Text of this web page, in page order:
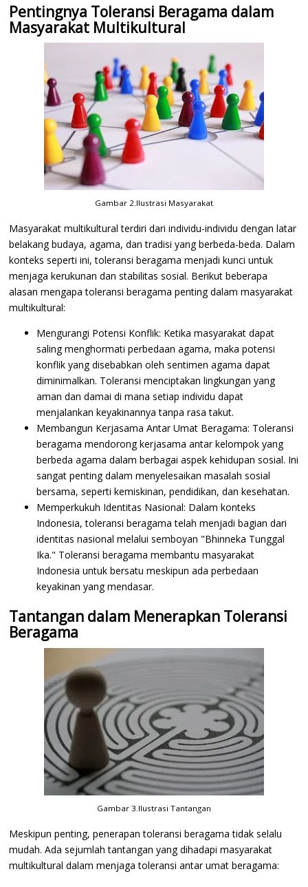
Pentingnya Toleransi Beragama dalam
Masyarakat Multikultural
Gambar 2.Ilustrasi Masyarakat
Masyarakat multikultural terdiri dari individu-individu dengan latar
belakang budaya, agama, dan tradisi yang berbeda-beda. Dalam
konteks seperti ini, toleransi beragama menjadi kunci untuk
menjaga kerukunan dan stabilitas sosial. Berikut beberapa
alasan mengapa toleransi beragama penting dalam masyarakat
multikultural:
Mengurangi Potensi Konflik: Ketika masyarakat dapat
saling menghormati perbedaan agama, maka potensi
konflik yang disebabkan oleh sentimen agama dapat
diminimalkan. Toleransi menciptakan lingkungan yang
aman dan damai di mana setiap individu dapat
menjalankan keyakinannya tanpa rasa takut.
Membangun Kerjasama Antar Umat Beragama: Toleransi
beragama mendorong kerjasama antar kelompok yang
berbeda agama dalam berbagai aspek kehidupan sosial. Ini
sangat penting dalam menyelesaikan masalah sosial
bersama, seperti kemiskinan, pendidikan, dan kesehatan.
Memperkukuh Identitas Nasional: Dalam konteks
Indonesia, toleransi beragama telah menjadi bagian dari
identitas nasional melalui semboyan "Bhinneka Tunggal
Ika." Toleransi beragama membantu masyarakat
Indonesia untuk bersatu meskipun ada perbedaan
keyakinan yang mendasar.
Tantangan dalam Menerapkan Toleransi
Beragama
Gambar 3.Ilustrasi Tantangan
Meskipun penting, penerapan toleransi beragama tidak selalu
mudah. Ada sejumlah tantangan yang dihadapi masyarakat
multikultural dalam menjaga toleransi antar umat beragama: